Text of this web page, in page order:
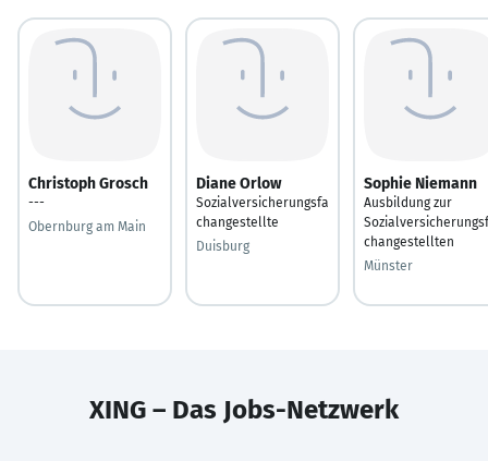
Christoph Grosch
---
Obernburg am Main
Diane Orlow
Sozialversicherungsfa
changestellte
Duisburg
Sophie Niemann
Ausbildung zur
changestellten
Münster
XING – Das Jobs-Netzwerk